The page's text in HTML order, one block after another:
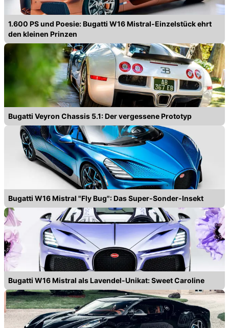
1.600 PS und Poesie: Bugatti W16 Mistral-Einzelstück ehrt
den kleinen Prinzen
Bugatti Veyron Chassis 5.1: Der vergessene Prototyp
Bugatti W16 Mistral "Fly Bug": Das Super-Sonder-Insekt
Bugatti W16 Mistral als Lavendel-Unikat: Sweet Caroline